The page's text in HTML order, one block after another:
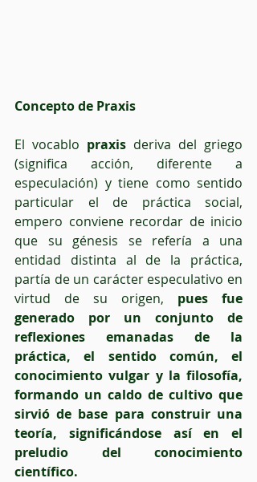
Concepto de Praxis
El vocablo praxis deriva del griego
(significa acción, diferente a
especulación) y tiene como sentido
particular el de práctica social,
empero conviene recordar de inicio
que su génesis se refería a una
entidad distinta al de la práctica,
partía de un carácter especulativo en
virtud de su origen, pues fue
generado por un conjunto de
reflexiones emanadas de la
práctica, el sentido común, el
conocimiento vulgar y la filosofía,
formando un caldo de cultivo que
sirvió de base para construir una
teoría, significándose así en el
preludio del conocimiento
científico.